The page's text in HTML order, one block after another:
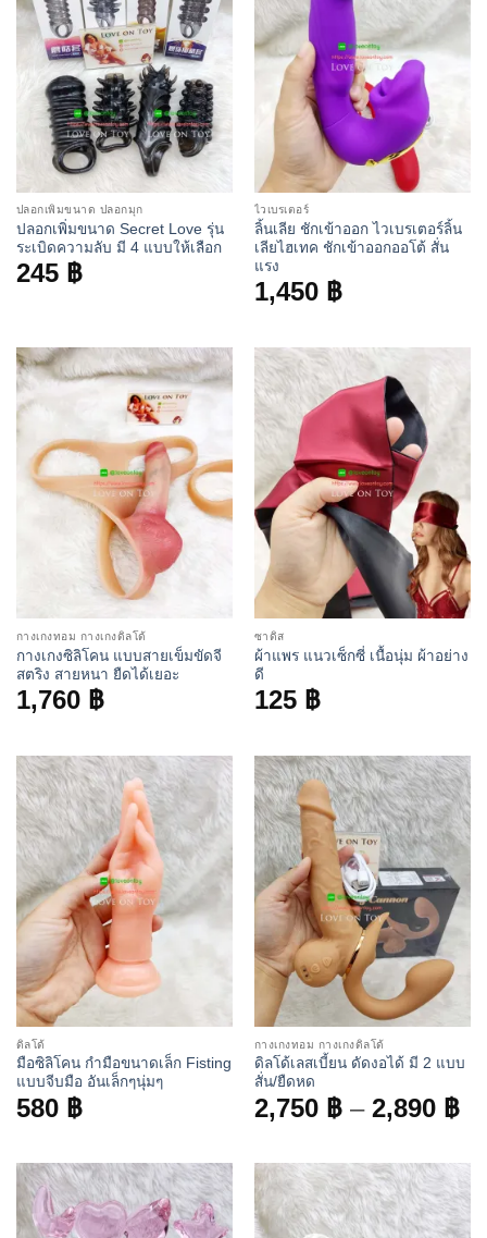
ปลอกเพิ่มขนาด ปลอกมุก
ปลอกเพิ่มขนาด Secret Love รุ่น
ระเบิดความลับ มี 4 แบบให้เลือก
245 ฿
ไวเบรเตอร์
ลิ้นเลีย ชักเข้าออก ไวเบรเตอร์ลิ้น
เลียไฮเทค ชักเข้าออกออโต้ สั่น
แรง
1,450 ฿
กางเกงทอม กางเกงดิลโด้
กางเกงซิลิโคน แบบสายเข็มขัดจี
สตริง สายหนา ยืดได้เยอะ
1,760 ฿
ซาดิส
ผ้าแพร แนวเซ็กซี่ เนื้อนุ่ม ผ้าอย่าง
ดี
125 ฿
ดิลโด้
มือซิลิโคน กำมือขนาดเล็ก Fisting
แบบจีบมือ อันเล็กๆนุ่มๆ
580 ฿
กางเกงทอม กางเกงดิลโด้
ดิลโด้เลสเบี้ยน ดัดงอได้ มี 2 แบบ
สั่น/ยืดหด
2,750 ฿ – 2,890 ฿